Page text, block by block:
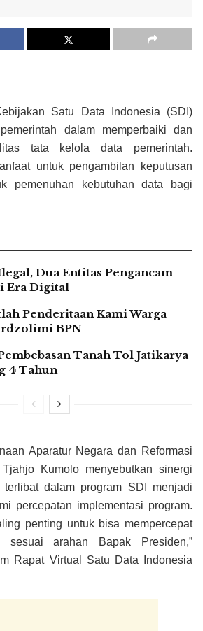
Satu Data Indonesia (SDI)
dalam memperbaiki dan
tata kelola data pemerintah.
untuk pengambilan keputusan
pemenuhan kebutuhan data bagi
Dua Entitas Pengancam
Era Digital
Penderitaan Kami Warga
BPN
Tanah Tol Jatikarya
4 Tahun
Aparatur Negara dan Reformasi
Kumolo menyebutkan sinergi
terlibat dalam program SDI menjadi
percepatan implementasi program.
penting untuk bisa mempercepat
sesuai arahan Bapak Presiden,”
Rapat Virtual Satu Data Indonesia